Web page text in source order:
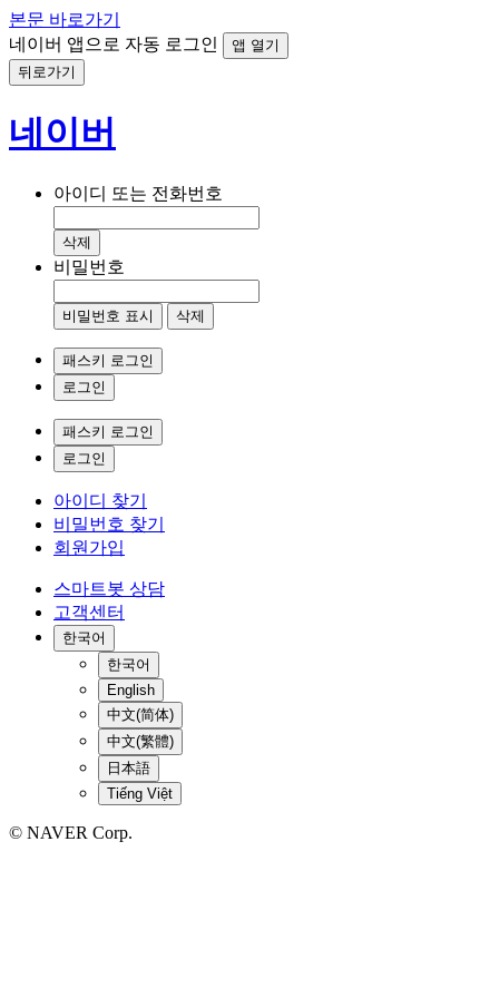
본문 바로가기
네이버 앱으로 자동 로그인
앱 열기
뒤로가기
네이버
아이디 또는 전화번호
삭제
비밀번호
비밀번호 표시 삭제
패스키 로그인
로그인
패스키 로그인
로그인
아이디 찾기
비밀번호 찾기
회원가입
스마트봇 상담
고객센터
한국어
한국어
English
中文(简体)
中文(繁體)
日本語
Tiếng Việt
© NAVER Corp.